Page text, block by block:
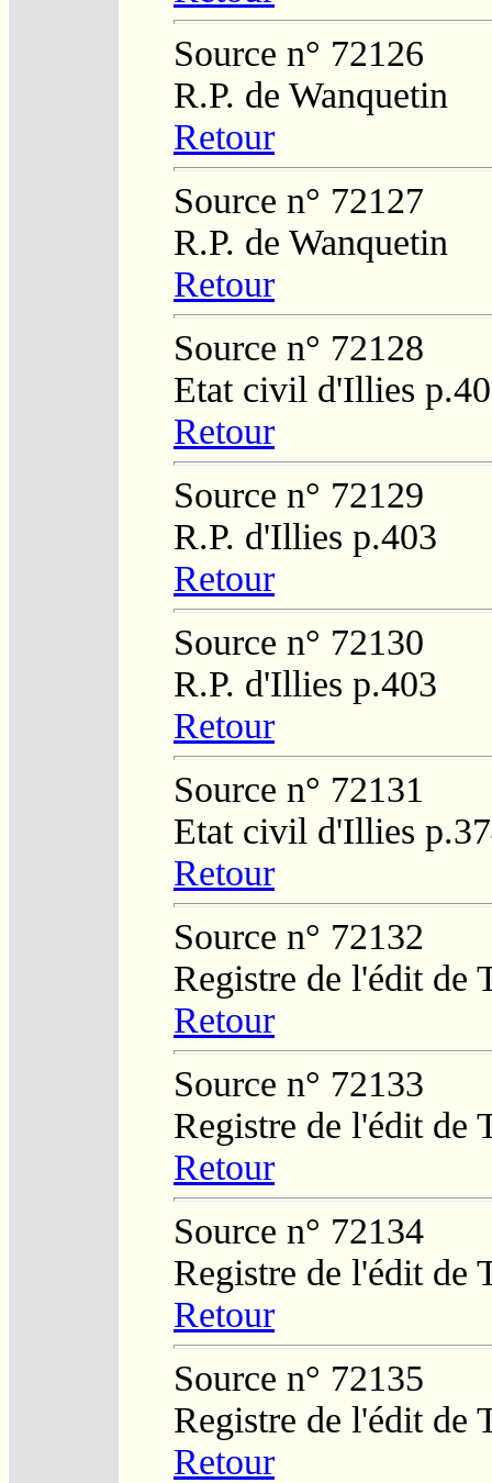
Source n° 72126
R.P. de Wanquetin
Retour
Source n° 72127
R.P. de Wanquetin
Retour
Source n° 72128
Etat civil d'Illies
Retour
Source n° 72129
R.P. d'Illies p.403
Retour
Source n° 72130
R.P. d'Illies p.403
Retour
Source n° 72131
Etat civil d'Illies
Retour
Source n° 72132
Registre de l'édit de
Retour
Source n° 72133
Registre de l'édit de
Retour
Source n° 72134
Registre de l'édit de
Retour
Source n° 72135
Registre de l'édit de
Retour